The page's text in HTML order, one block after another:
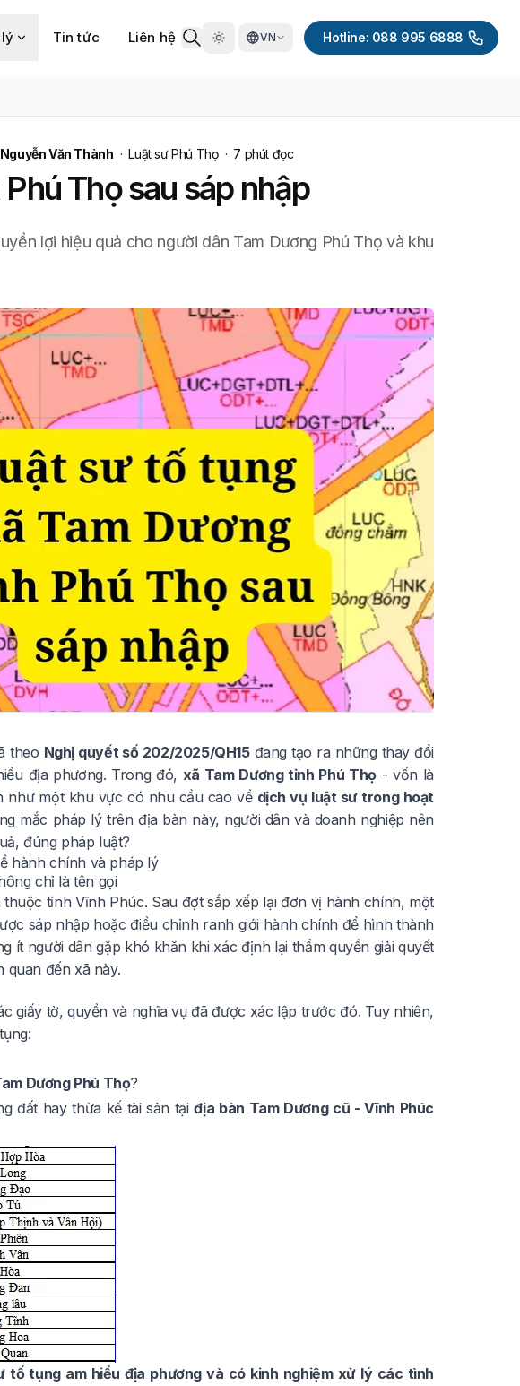
lý Tin tức Liên hệ VN Hotline: 088 995 6888
Văn Thành ·Luật sư Phú Thọ· 7 phút đọc
Thọ sau sáp nhập
lợi hiệu quả cho người dân Tam Dương Phú Thọ và khu
theo Nghị quyết số 202/2025/QH15đang tạo ra những thay đổi
địa phương. Trong đó, xã Tam Dương tỉnh Phú Thọ- vốn là
như một khu vực có nhu cầu cao về dịch vụ luật sư trong hoạt
mắc pháp lý trên địa bàn này, người dân và doanh nghiệp nên
đúng pháp luật?
hành chính và pháp lý
chỉ là tên gọi
tỉnh Vĩnh Phúc. Sau đợt sắp xếp lại đơn vị hành chính, một
sáp nhập hoặc điều chỉnh ranh giới hành chính để hình thành
ít người dân gặp khó khăn khi xác định lại thẩm quyền giải quyết
quan đến xã này.
giấy tờ, quyền và nghĩa vụ đã được xác lập trước đó. Tuy nhiên,
Dương Phú Thọ?
đất hay thừa kế tài sản tạiđịa bàn Tam Dương cũ - Vĩnh Phúc
tố tụng am hiểu địa phương và có kinh nghiệm xử lý các tình